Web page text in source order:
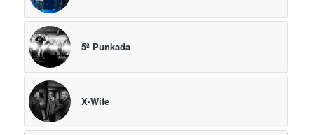
5ª Punkada
X-Wife